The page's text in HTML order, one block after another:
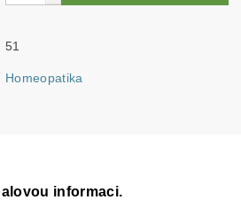
51
Homeopatika
informaci.